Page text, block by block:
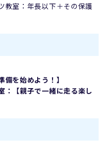
教室：年長以下＋その保護
を始めよう！】
：【親子で一緒に走る楽し